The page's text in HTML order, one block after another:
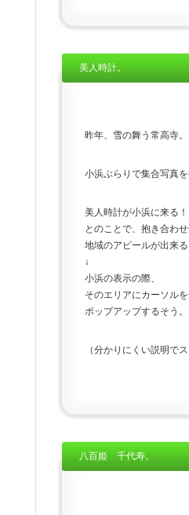
美人時計。
昨年、雪の舞う常高寺。
小浜ぶらりで集合写真を
美人時計が小浜に来る！
とのことで、抱き合わせ
地域のアピールが出来る
↓
小浜の表示の際、
そのエリアにカーソル
ポップアップするそう。
（分かりにくい説明でス
八百姫 千代寿。